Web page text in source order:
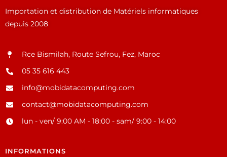
Importation et distribution de Matériels informatiques
depuis 2008
Rce Bismilah, Route Sefrou, Fez, Maroc
05 35 616 443
info@mobidatacomputing.com
contact@mobidatacomputing.com
lun - ven/ 9:00 AM - 18:00 - sam/ 9:00 - 14:00
INFORMATIONS